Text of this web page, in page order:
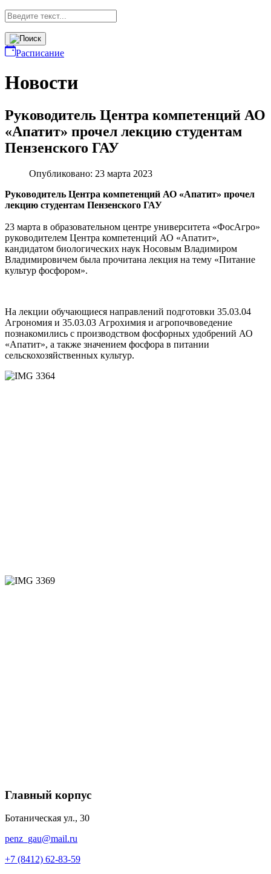
Расписание
Новости
Руководитель Центра компетенций АО
«Апатит» прочел лекцию студентам
Пензенского ГАУ
Опубликовано: 23 марта 2023
Руководитель Центра компетенций АО «Апатит» прочел
лекцию студентам Пензенского ГАУ
23 марта в образовательном центре университета «ФосАгро»
руководителем Центра компетенций АО «Апатит»,
кандидатом биологических наук Носовым Владимиром
Владимировичем была прочитана лекция на тему «Питание
культур фосфором».
На лекции обучающиеся направлений подготовки 35.03.04
Агрономия и 35.03.03 Агрохимия и агропочвоведение
познакомились с производством фосфорных удобрений АО
«Апатит», а также значением фосфора в питании
сельскохозяйственных культур.
Главный корпус
Ботаническая ул., 30
penz_gau@mail.ru
+7 (8412) 62-83-59